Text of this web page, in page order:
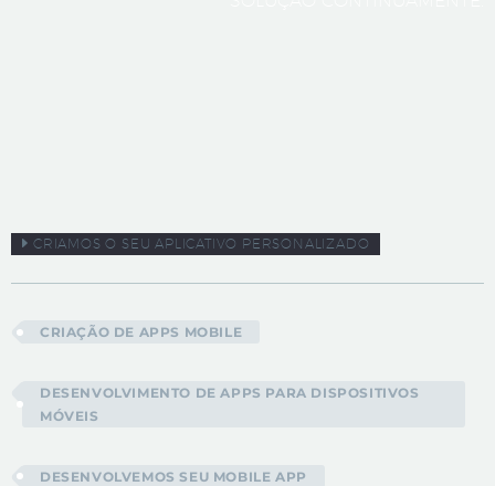
CRIAMOS O SEU APLICATIVO PERSONALIZADO
CRIAÇÃO DE APPS MOBILE
DESENVOLVIMENTO DE APPS PARA DISPOSITIVOS
MÓVEIS
DESENVOLVEMOS SEU MOBILE APP